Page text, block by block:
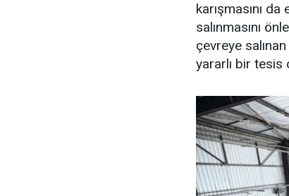
karışmasını
salınmasını
çevreye
yararlı bir tesis